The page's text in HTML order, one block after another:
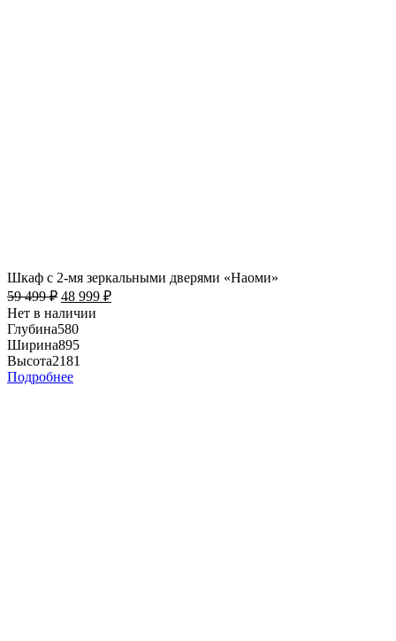
Шкаф с 2-мя зеркальными дверями «Наоми»
59 499₽ 48 999 ₽
Нет в наличии
Глубина580
Ширина895
Высота2181
Подробнее